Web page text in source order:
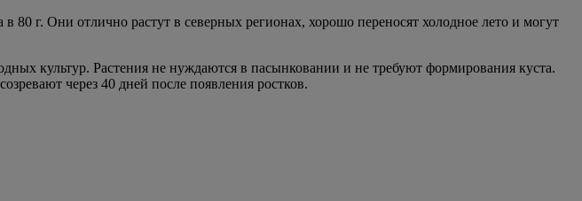
г. Они отлично растут в северных регионах, хорошо переносят холодное лето и могут
культур. Растения не нуждаются в пасынковании и не требуют формирования куста.
через 40 дней после появления ростков.